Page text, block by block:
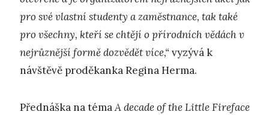
pro své vlastní studenty a zaměstnance, tak také
pro všechny, kteří se chtějí o přírodních vědách v
nejrůznější formě dozvědět více,“ vyzývá k
návštěvě proděkanka Regina Herma.
Přednáška na témaA decade of the Little Fireface